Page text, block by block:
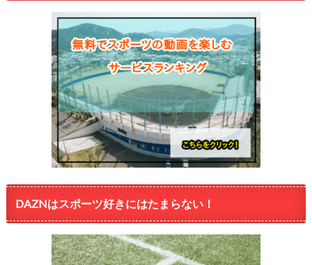
DAZNはスポーツ好きにはたまらない！